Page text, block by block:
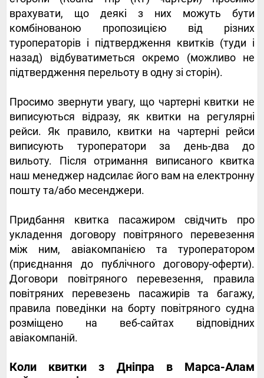
врахувати, що деякі з них можуть бути
комбінованою пропозицією від різних
туроператорів і підтвердження квитків (туди і
назад) відбуватиметься окремо (можливо не
підтвердження перельоту в одну зі сторін).
Просимо звернути увагу, що чартерні квитки не
виписуються відразу, як квитки на регулярні
рейси. Як правило, квитки на чартерні рейси
виписують туроператори за день-два до
вильоту. Після отримання виписаного квитка
наш менеджер надсилає його вам на електронну
пошту та/або месенджери.
Придбання квитка пасажиром свідчить про
укладення договору повітряного перевезення
між ним, авіакомпанією та туроператором
(приєднання до публічного договору-оферти).
Договори повітряного перевезення, правила
повітряних перевезень пасажирів та багажу,
правила поведінки на борту повітряного судна
розміщено на веб-сайтах відповідних
авіакомпаній.
Коли квитки з Дніпра в Марса-Алам